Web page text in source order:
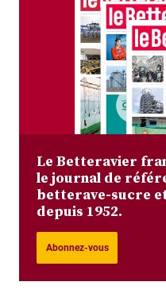
Le Betteravier
le journal de
betterave-sucre
depuis 1952.
Abonnez-vous